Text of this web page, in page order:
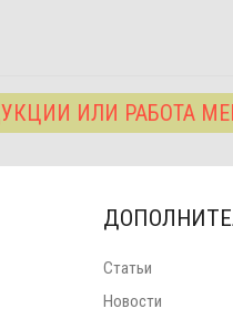
ИЛИ РАБОТА
Статьи
Новости